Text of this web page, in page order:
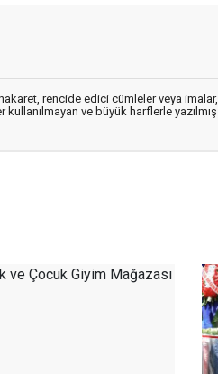
rencide edici cümleler veya imalar,
kullanılmayan ve büyük harflerle